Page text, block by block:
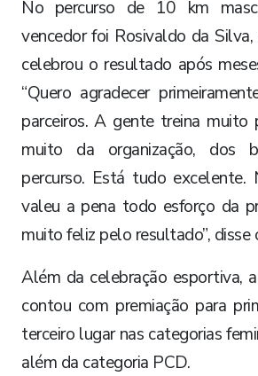
No percurso de 10 km
vencedor foi Rosivaldo da
celebrou o resultado após
“Quero agradecer
parceiros. A gente treina muito
muito da organização, dos
percurso. Está tudo excelente.
valeu a pena todo esforço da
muito feliz pelo resultado”,
Além da celebração esportiva,
contou com premiação para
terceiro lugar nas categorias
além da categoria PCD.